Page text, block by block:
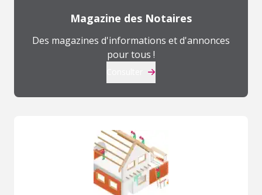
Magazine des Notaires
Des magazines d'informations et d'annonces
pour tous !